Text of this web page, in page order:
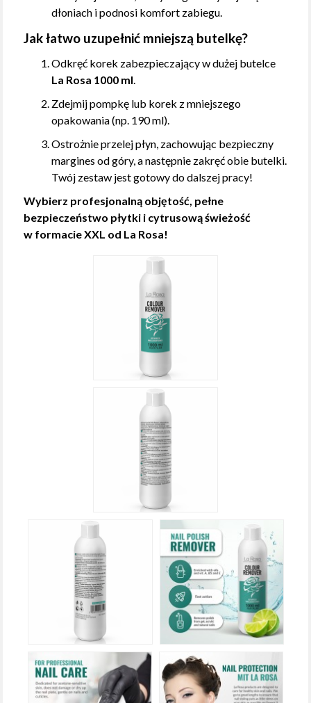
dłoniach i podnosi komfort zabiegu.
Jak łatwo uzupełnić mniejszą butelkę?
Odkręć korek zabezpieczający w dużej butelce
La Rosa 1000 ml.
Zdejmij pompkę lub korek z mniejszego
opakowania (np. 190 ml).
Ostrożnie przelej płyn, zachowując bezpieczny
margines od góry, a następnie zakręć obie butelki.
Twój zestaw jest gotowy do dalszej pracy!
Wybierz profesjonalną objętość, pełne
bezpieczeństwo płytki i cytrusową świeżość
w formacie XXL od La Rosa!